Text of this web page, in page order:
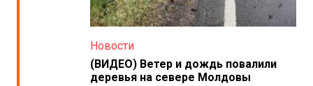
Новости
(ВИДЕО) Ветер и дождь повалили
деревья на севере Молдовы